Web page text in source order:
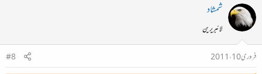
شمشاد
لائبریرین
فروری 10، 2011
#8